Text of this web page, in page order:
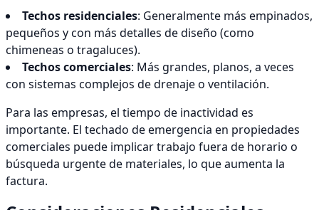
Techos residenciales: Generalmente más empinados,
pequeños y con más detalles de diseño (como
chimeneas o tragaluces).
Techos comerciales: Más grandes, planos, a veces
con sistemas complejos de drenaje o ventilación.
Para las empresas, el tiempo de inactividad es
importante. El techado de emergencia en propiedades
comerciales puede implicar trabajo fuera de horario o
búsqueda urgente de materiales, lo que aumenta la
factura.